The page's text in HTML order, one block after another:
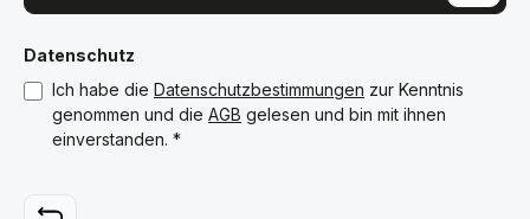
Datenschutz
Ich habe die Datenschutzbestimmungen zur Kenntnis
genommen und die AGB gelesen und bin mit ihnen
einverstanden. *